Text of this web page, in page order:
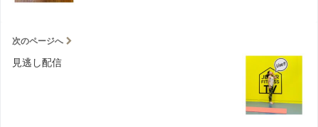
次のページへ
見逃し配信